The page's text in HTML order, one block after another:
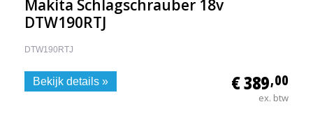
Makita Schlagschrauber 18v ​​
DTW190RTJ
DTW190RTJ
€ 389,00
ex. btw
Bekijk details »